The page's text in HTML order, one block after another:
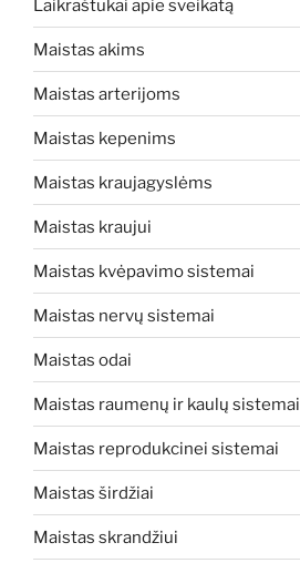
Laikraštukai apie sveikatą
Maistas akims
Maistas arterijoms
Maistas kepenims
Maistas kraujagyslėms
Maistas kraujui
Maistas kvėpavimo sistemai
Maistas nervų sistemai
Maistas odai
Maistas raumenų ir kaulų sistemai
Maistas reprodukcinei sistemai
Maistas širdžiai
Maistas skrandžiui